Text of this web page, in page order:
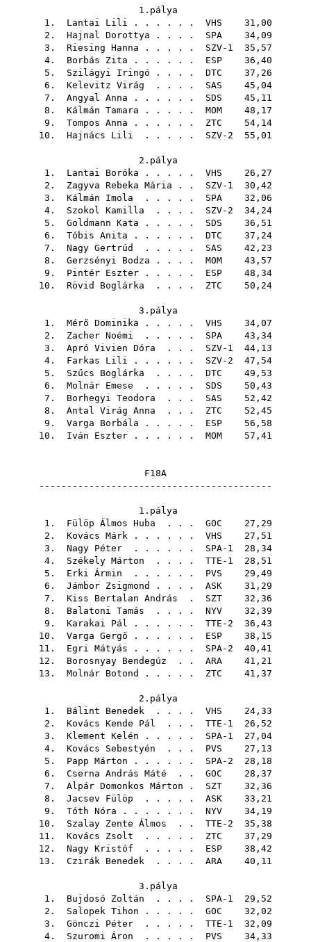
1.pálya
1. Lantai Lili . . . . . . VHS 31,00
2. Hajnal Dorottya . . . . SPA 34,09
3. Riesing Hanna . . . . . SZV-1 35,57
4. Borbás Zita . . . . . . ESP 36,40
5. Szilágyi Iringó . . . . DTC 37,26
6. Kelevitz Virág . . . . SAS 45,04
7. Angyal Anna . . . . . . SDS 45,11
8. Kálmán Tamara . . . . . MOM 48,17
9. Tompos Anna . . . . . . ZTC 54,14
10. Hajnács Lili . . . . . SZV-2 55,01
2.pálya
1. Lantai Boróka . . . . . VHS 26,27
2. Zagyva Rebeka Mária . . SZV-1 30,42
3. Kálmán Imola . . . . . SPA 32,06
4. Szokol Kamilla . . . . SZV-2 34,24
5. Goldmann Kata . . . . . SDS 36,51
6. Tóbis Anita . . . . . . DTC 37,24
7. Nagy Gertrúd . . . . . SAS 42,23
8. Gerzsényi Bodza . . . . MOM 43,57
9. Pintér Eszter . . . . . ESP 48,34
10. Rövid Boglárka . . . . ZTC 50,24
3.pálya
1. Mérő Dominika . . . . . VHS 34,07
2. Zacher Noémi . . . . . SPA 43,34
3. Apró Vivien Dóra . . . SZV-1 44,13
4. Farkas Lili . . . . . . SZV-2 47,54
5. Szűcs Boglárka . . . . DTC 49,53
6. Molnár Emese . . . . . SDS 50,43
7. Borhegyi Teodora . . . SAS 52,42
8. Antal Virág Anna . . . ZTC 52,45
9. Varga Borbála . . . . . ESP 56,58
10. Iván Eszter . . . . . . MOM 57,41
F18A
------------------------------------------
1.pálya
1. Fülöp Álmos Huba . . . GOC 27,29
2. Kovács Márk . . . . . . VHS 27,51
3. Nagy Péter . . . . . . SPA-1 28,34
4. Székely Márton . . . . TTE-1 28,51
5. Erki Ármin . . . . . . PVS 29,49
6. Jámbor Zsigmond . . . . ASK 31,29
7. Kiss Bertalan András . SZT 32,36
8. Balatoni Tamás . . . . NYV 32,39
9. Karakai Pál . . . . . . TTE-2 36,43
10. Varga Gergő . . . . . . ESP 38,15
11. Egri Mátyás . . . . . . SPA-2 40,41
12. Borosnyay Bendegúz . . ARA 41,21
13. Molnár Botond . . . . . ZTC 41,37
2.pálya
1. Bálint Benedek . . . . VHS 24,33
2. Kovács Kende Pál . . . TTE-1 26,52
3. Klement Kelén . . . . . SPA-1 27,04
4. Kovács Sebestyén . . . PVS 27,13
5. Papp Márton . . . . . . SPA-2 28,18
6. Cserna András Máté . . GOC 28,37
7. Alpár Domonkos Márton . SZT 32,36
8. Jacsev Fülöp . . . . . ASK 33,21
9. Tóth Nóra . . . . . . . NYV 34,19
10. Szalay Zente Álmos . . TTE-2 35,38
11. Kovács Zsolt . . . . . ZTC 37,29
12. Nagy Kristóf . . . . . ESP 38,42
13. Czirák Benedek . . . . ARA 40,11
3.pálya
1. Bujdosó Zoltán . . . . SPA-1 29,52
2. Salopek Tihon . . . . . GOC 32,02
3. Gönczi Péter . . . . . TTE-1 32,09
4. Szuromi Áron . . . . . PVS 34,33